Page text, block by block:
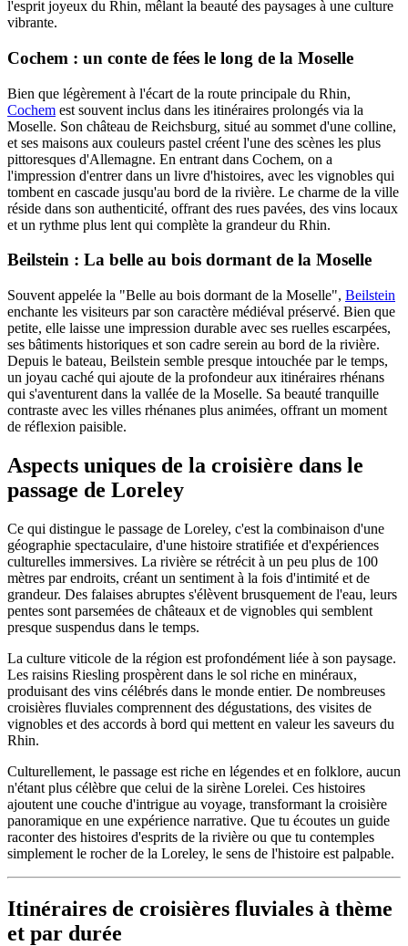
l'esprit joyeux du Rhin, mêlant la beauté des paysages à une culture
vibrante.
Cochem : un conte de fées le long de la Moselle
Bien que légèrement à l'écart de la route principale du Rhin,
Cochem est souvent inclus dans les itinéraires prolongés via la
Moselle. Son château de Reichsburg, situé au sommet d'une colline,
et ses maisons aux couleurs pastel créent l'une des scènes les plus
pittoresques d'Allemagne. En entrant dans Cochem, on a
l'impression d'entrer dans un livre d'histoires, avec les vignobles qui
tombent en cascade jusqu'au bord de la rivière. Le charme de la ville
réside dans son authenticité, offrant des rues pavées, des vins locaux
et un rythme plus lent qui complète la grandeur du Rhin.
Beilstein : La belle au bois dormant de la Moselle
Souvent appelée la "Belle au bois dormant de la Moselle", Beilstein
enchante les visiteurs par son caractère médiéval préservé. Bien que
petite, elle laisse une impression durable avec ses ruelles escarpées,
ses bâtiments historiques et son cadre serein au bord de la rivière.
Depuis le bateau, Beilstein semble presque intouchée par le temps,
un joyau caché qui ajoute de la profondeur aux itinéraires rhénans
qui s'aventurent dans la vallée de la Moselle. Sa beauté tranquille
contraste avec les villes rhénanes plus animées, offrant un moment
de réflexion paisible.
Aspects uniques de la croisière dans le
passage de Loreley
Ce qui distingue le passage de Loreley, c'est la combinaison d'une
géographie spectaculaire, d'une histoire stratifiée et d'expériences
culturelles immersives. La rivière se rétrécit à un peu plus de 100
mètres par endroits, créant un sentiment à la fois d'intimité et de
grandeur. Des falaises abruptes s'élèvent brusquement de l'eau, leurs
pentes sont parsemées de châteaux et de vignobles qui semblent
presque suspendus dans le temps.
La culture viticole de la région est profondément liée à son paysage.
Les raisins Riesling prospèrent dans le sol riche en minéraux,
produisant des vins célébrés dans le monde entier. De nombreuses
croisières fluviales comprennent des dégustations, des visites de
vignobles et des accords à bord qui mettent en valeur les saveurs du
Rhin.
Culturellement, le passage est riche en légendes et en folklore, aucun
n'étant plus célèbre que celui de la sirène Lorelei. Ces histoires
ajoutent une couche d'intrigue au voyage, transformant la croisière
panoramique en une expérience narrative. Que tu écoutes un guide
raconter des histoires d'esprits de la rivière ou que tu contemples
simplement le rocher de la Loreley, le sens de l'histoire est palpable.
Itinéraires de croisières fluviales à thème
et par durée